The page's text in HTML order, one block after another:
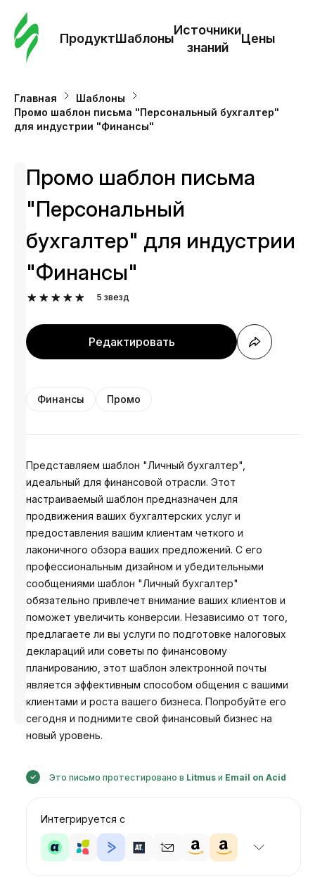
ПродуктШаблоны
Источники
знаний
Цены
Главная
Шаблоны
Промо шаблон письма "Персональный бухгалтер"
для индустрии "Финансы"
Разработано
Анастасия
Промо шаблон письма
"Персональный
бухгалтер" для индустрии
"Финансы"
5 звезд
Редактировать
Финансы Промо
Представляем шаблон "Личный бухгалтер",
идеальный для финансовой отрасли. Этот
настраиваемый шаблон предназначен для
продвижения ваших бухгалтерских услуг и
предоставления вашим клиентам четкого и
лаконичного обзора ваших предложений. С его
профессиональным дизайном и убедительными
сообщениями шаблон "Личный бухгалтер"
обязательно привлечет внимание ваших клиентов и
поможет увеличить конверсии. Независимо от того,
предлагаете ли вы услуги по подготовке налоговых
деклараций или советы по финансовому
планированию, этот шаблон электронной почты
является эффективным способом общения с вашими
клиентами и роста вашего бизнеса. Попробуйте его
сегодня и поднимите свой финансовый бизнес на
новый уровень.
Это письмо протестировано в Litmus и Email on Acid
Интегрируется с